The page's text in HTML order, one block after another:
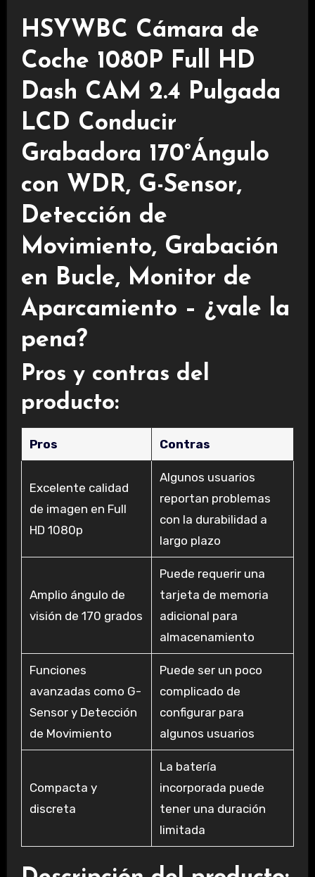
HSYWBC Cámara de
Coche 1080P Full HD
Dash CAM 2.4 Pulgada
LCD Conducir
Grabadora 170°Ángulo
con WDR, G-Sensor,
Detección de
Movimiento, Grabación
en Bucle, Monitor de
Aparcamiento – ¿vale la
pena?
Pros y contras del
producto:
Pros Contras
Excelente calidad
de imagen en Full
HD 1080p
Algunos usuarios
reportan problemas
con la durabilidad a
largo plazo
Amplio ángulo de
visión de 170 grados
Puede requerir una
tarjeta de memoria
adicional para
almacenamiento
Funciones
avanzadas como G-
Sensor y Detección
de Movimiento
Puede ser un poco
complicado de
configurar para
algunos usuarios
Compacta y
discreta
La batería
incorporada puede
tener una duración
limitada